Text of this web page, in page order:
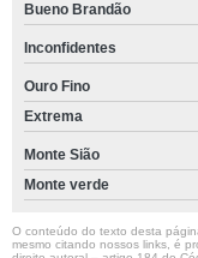
Bueno Brandão
Inconfidentes
Ouro Fino
Extrema
Monte Sião
Monte verde
O conteúdo do texto desta
mesmo citando nossos links, é